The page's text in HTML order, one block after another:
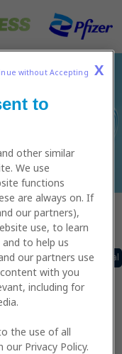
il pdf Vai al video tutorial
essere
Sito Web sono di
essere
essere
o disturbo
e non
to
other similar
We use
functions
are always on. If
our partners),
use, to learn
to help us
our partners use
with you
including for
the use of all
Privacy Policy.
without Accepting X